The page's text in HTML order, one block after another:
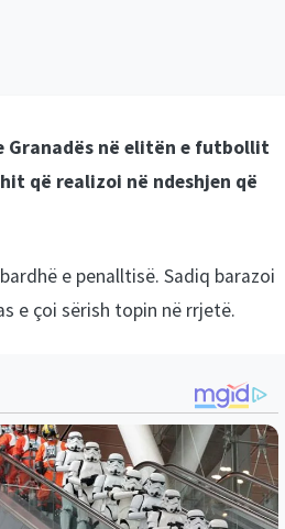
Granadës në elitën e futbollit
që realizoi në ndeshjen që
e penalltisë. Sadiq barazoi
e çoi sërish topin në rrjetë.